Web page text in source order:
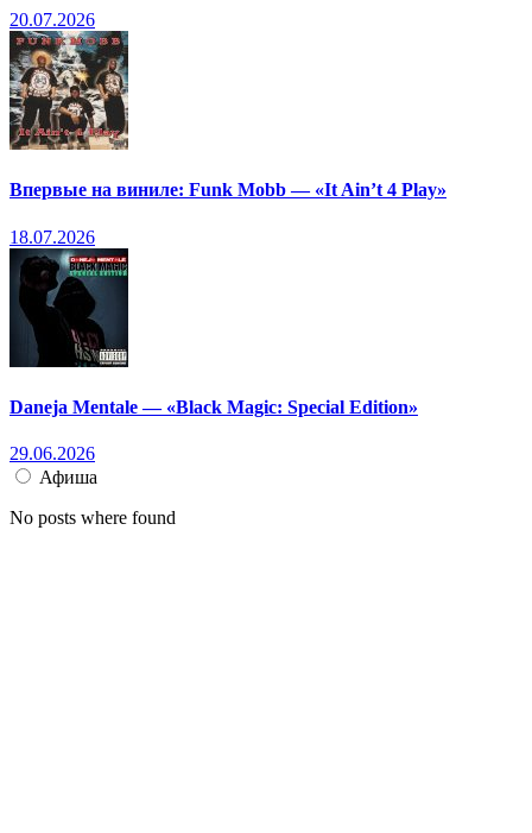
20.07.2026
Впервые на виниле: Funk Mobb — «It Ain’t 4 Play»
18.07.2026
Daneja Mentale — «Black Magic: Special Edition»
29.06.2026
Афиша
No posts where found